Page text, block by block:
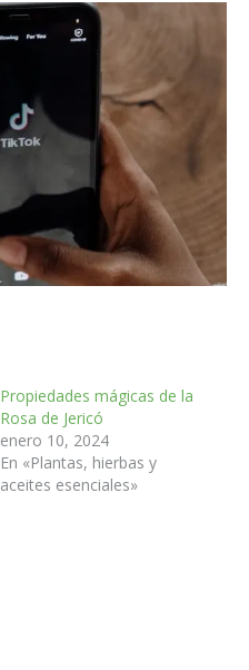
Propiedades mágicas de la
Rosa de Jericó
enero 10, 2024
En «Plantas, hierbas y
aceites esenciales»